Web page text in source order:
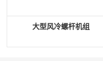
大型风冷螺杆机组